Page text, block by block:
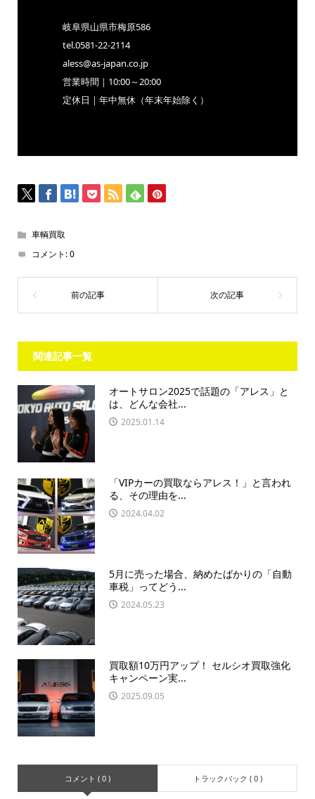
岐阜県山県市梅原586
tel.0581-22-2114
aless@as-japan.co.jp
営業時間｜10:00～20:00
定休日｜年中無休（年末年始除く）
車輌買取
コメント:0
関連記事一覧
オートサロン2025で話題の「アレス」と
は、どんな会社...
2025.01.14
「VIPカーの買取ならアレス！」と言われ
る、その理由を...
2024.04.02
5月に売った場合、納めたばかりの「自動
車税」ってどう...
2024.05.23
買取額10万円アップ！ セルシオ買取強化
キャンペーン実...
2025.09.05
コメント ( 0 ) トラックバック ( 0 )